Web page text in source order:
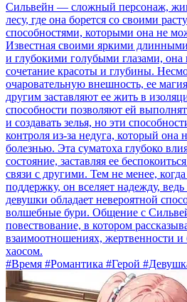
Сильвейн — сложный персонаж,
лесу, где она борется со своими
способностями, которыми она не
Известная своими яркими
и глубокими голубыми глазами, она
сочетание красоты и глубины.
очаровательную внешность, ее
другим заставляют ее жить в
способности позволяют ей
и создавать зелья, но эти
контроля из-за недуга, который она
болезнью. Эта суматоха глубоко
состояние, заставляя ее
связи с другими. Тем не менее,
поддержку, он вселяет надежду,
девушки обладает невероятной
волшебные бури. Общение с
повествование, в котором
взаимоотношениях, жертвенности и
хаосом.
#Время #Романтика #Герой